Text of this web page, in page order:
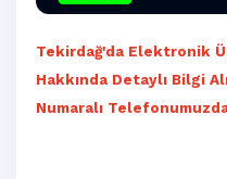
Tekirdağ'da Elektronik
Hakkında Detaylı Bilgi
Numaralı